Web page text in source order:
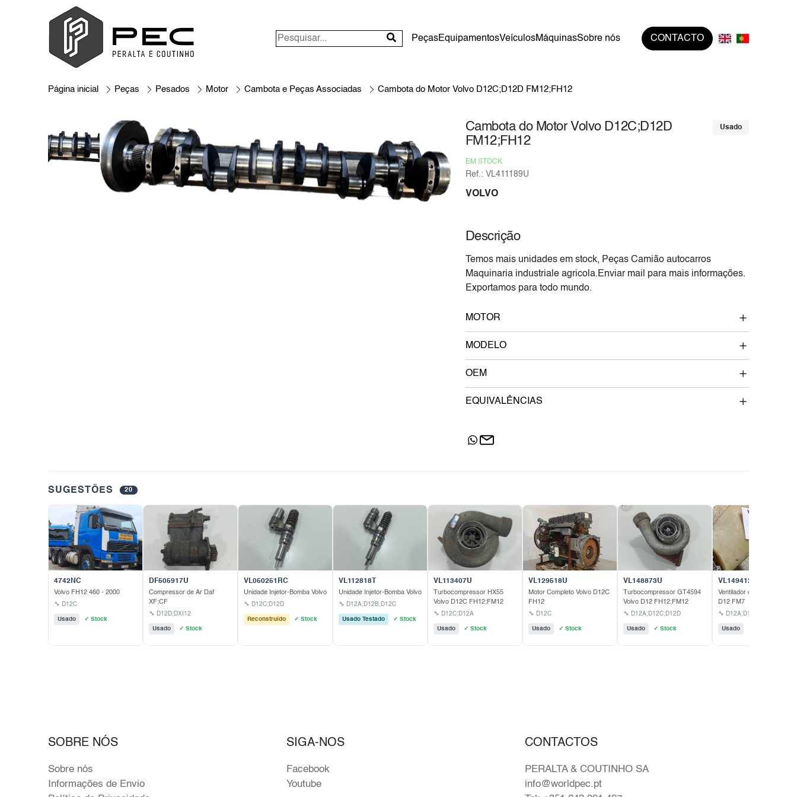
PeçasEquipamentosVeículosMáquinasSobre nós CONTACTO
Página inicial Peças Pesados Motor Cambota e Peças Associadas Cambota do Motor Volvo D12C;D12D FM12;FH12
Usado
Cambota do Motor Volvo D12C;D12D
FM12;FH12
EM STOCK
Ref.: VL411189U
VOLVO
Descrição
Temos mais unidades em stock, Peças Camião autocarros
Maquinaria industriale agricola.Enviar mail para mais informações.
Exportamos para todo mundo.
MOTOR
MODELO
OEM
EQUIVALÊNCIAS
SUGESTÕES 20
4742NC
Volvo FH12 460 - 2000
🔧 D12C
Usado ✓ Stock
DF505917U
Compressor de Ar Daf
XF;CF
🔧 D12D;DXI12
Usado ✓ Stock
VL050251RC
Unidade Injetor-Bomba Volvo
🔧 D12C;D12D
Reconstruído ✓ Stock
VL112818T
Unidade Injetor-Bomba Volvo
🔧 D12A;D12B;D12C
Usado Testado ✓ Stock
VL113407U
Turbocompressor HX55
Volvo D12C FH12;FM12
🔧 D12C;D12A
Usado ✓ Stock
VL129518U
Motor Completo Volvo D12C
FH12
🔧 D12C
Usado ✓ Stock
VL148873U
Turbocompressor GT4594
Volvo D12 FH12;FM12
🔧 D12A;D12C;D12D
Usado ✓ Stock
VL149412U
Ventilador com Núcleo
D12 FM7
🔧 D12A;D12C
Usado
SOBRE NÓS
Sobre nós
Informações de Envio
SIGA-NOS
Facebook
Youtube
CONTACTOS
PERALTA & COUTINHO SA
info@worldpec.pt